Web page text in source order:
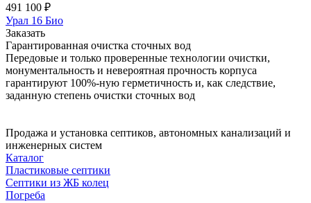
491 100 ₽
Урал 16 Био
Заказать
Гарантированная очистка сточных вод
Передовые и только проверенные технологии очистки,
монументальность и невероятная прочность корпуса
гарантируют 100%-ную герметичность и, как следствие,
заданную степень очистки сточных вод
Продажа и установка септиков, автономных канализаций и
инженерных систем
Каталог
Пластиковые септики
Септики из ЖБ колец
Погреба